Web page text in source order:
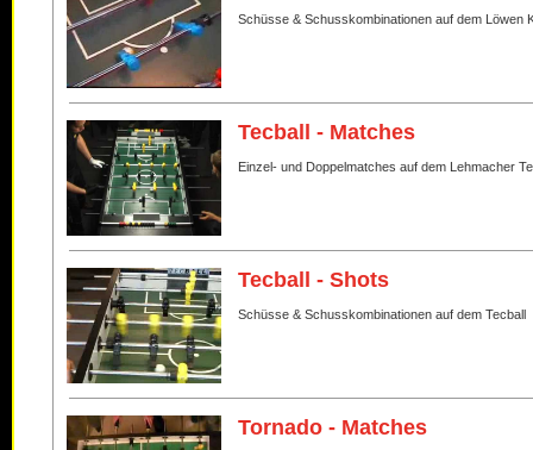
Schüsse & Schusskombinationen auf dem Löwen
Tecball - Matches
Einzel- und Doppelmatches auf dem Lehmacher
Tecball - Shots
Schüsse & Schusskombinationen auf dem Tecball
Tornado - Matches